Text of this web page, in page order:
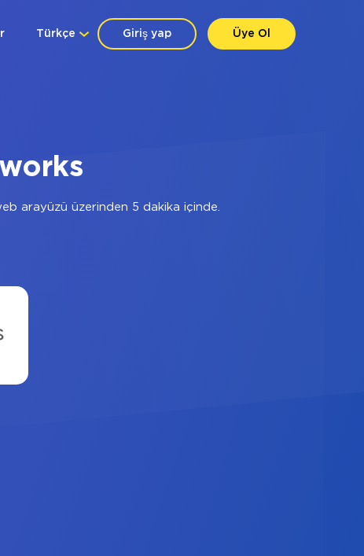
Giriş yap Üye Ol
Türkçe
arayüzü üzerinden 5 dakika içinde.